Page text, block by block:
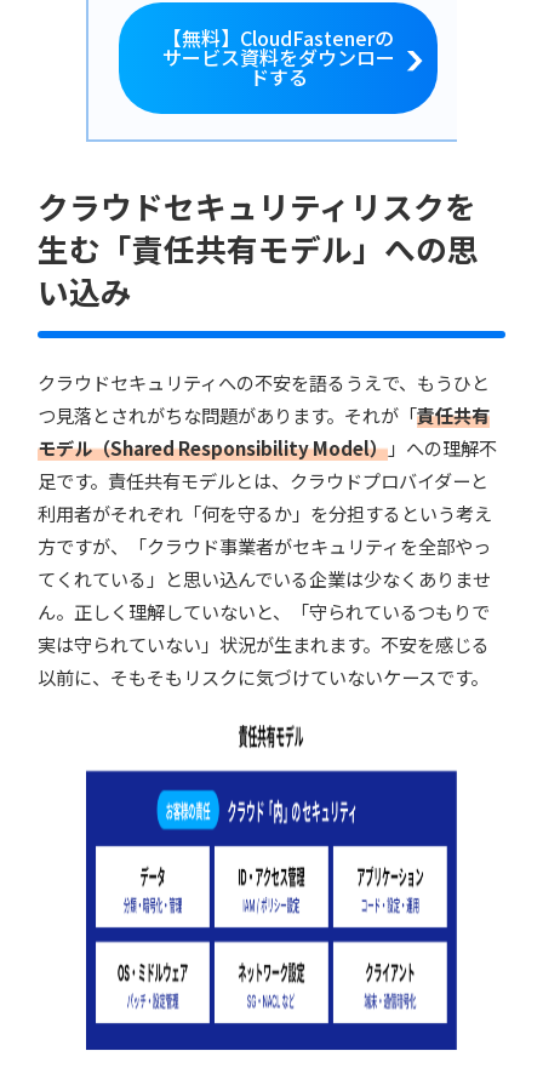
【無料】CloudFastenerの
サービス資料をダウンロー
ドする
クラウドセキュリティリスクを
生む「責任共有モデル」への思
い込み
クラウドセキュリティへの不安を語るうえで、もうひと
つ見落とされがちな問題があります。それが「責任共有
モデル（Shared Responsibility Model）」への理解不
足です。責任共有モデルとは、クラウドプロバイダーと
利用者がそれぞれ「何を守るか」を分担するという考え
方ですが、「クラウド事業者がセキュリティを全部やっ
てくれている」と思い込んでいる企業は少なくありませ
ん。正しく理解していないと、「守られているつもりで
実は守られていない」状況が生まれます。不安を感じる
以前に、そもそもリスクに気づけていないケースです。